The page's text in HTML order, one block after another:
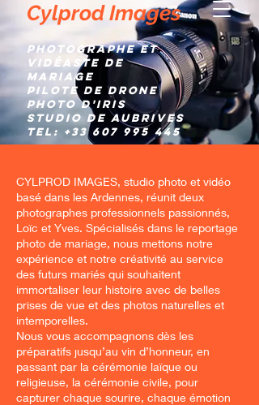
Cylprod Images
Photographe et
Vidéaste de
mariage
Pilote de Drone
Photo d'IRIS
Studio de AUBRIVES
TEL: +33 607 995 445
CYLPROD IMAGES, studio photo et vidéo
basé dans les Ardennes, réunit deux
photographes professionnels passionnés,
Loïc et Yves. Spécialisés dans le reportage
photo de mariage, nous mettons notre
expérience et notre créativité au service
des futurs mariés qui souhaitent
immortaliser leur histoire avec de belles
prises de vue et des photos naturelles et
intemporelles.
Nous vous accompagnons dès les
préparatifs jusqu’au vin d’honneur, en
passant par la cérémonie laïque ou
religieuse, la cérémonie civile, pour
capturer chaque sourire, chaque émotion